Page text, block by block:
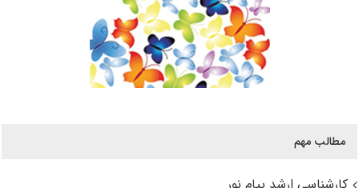
مطالب مهم